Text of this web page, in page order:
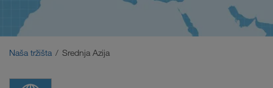
Bliski Istok
Naša tržišta Srednja Azija